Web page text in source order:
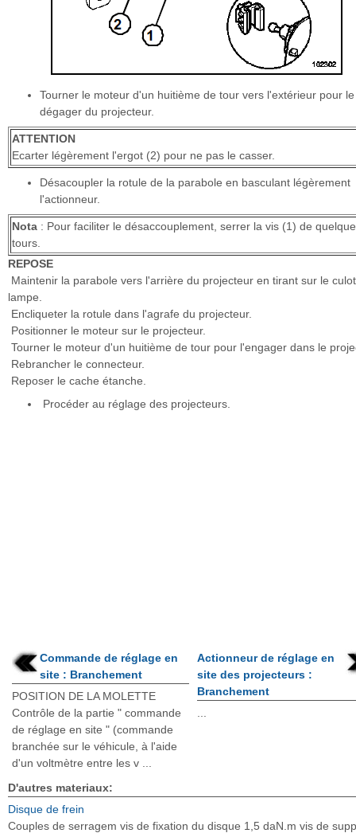
Tourner le moteur d'un huitième de tour vers l'extérieur pour le
dégager du projecteur.
ATTENTION
Ecarter légèrement l'ergot (2) pour ne pas le casser.
Désacoupler la rotule de la parabole en basculant légèrement
l'actionneur.
Nota : Pour faciliter le désaccouplement, serrer la vis (1) de
tours.
REPOSE
Maintenir la parabole vers l'arrière du projecteur en tirant sur le
lampe.
Encliqueter la rotule dans l'agrafe du projecteur.
Positionner le moteur sur le projecteur.
Tourner le moteur d'un huitième de tour pour l'engager dans le
Rebrancher le connecteur.
Reposer le cache étanche.
Procéder au réglage des projecteurs.
Commande de réglage en
site : Branchement
POSITION DE LA MOLETTE
Contrôle de la partie " commande
de réglage en site " (commande
branchée sur le véhicule, à l'aide
d'un voltmètre entre les v ...
Actionneur de réglage en
site des projecteurs :
Branchement
D'autres materiaux:
Disque de frein
Couples de serragem vis de fixation du disque 1,5 daN.m vis de